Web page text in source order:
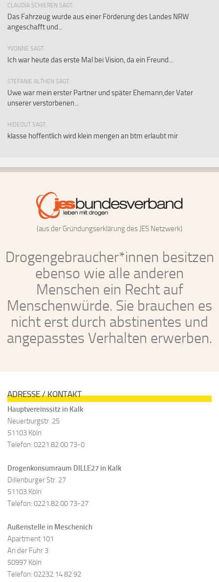
CLAUDIA SCHIEREN SAGT:
Das Fahrzeug wurde aus einer Förderung des Landes NRW
angeschafft und...
YVONNE SAGT:
Ich war heute das erste Mal bei Vision, da ein Freund...
STEFANIE ALTHEN SAGT:
Uwe war mein erster Partner und später Ehemann,der Vater
unserer verstorbenen...
HIDEOUT SAGT:
klasse hoffentlich wird klein mengen an btm erlaubt mir
(aus der Gründungserklärung des JES Netzwerk)
Drogengebraucher*innen besitzen
ebenso wie alle anderen
Menschen ein Recht auf
Menschenwürde. Sie brauchen es
nicht erst durch abstinentes und
angepasstes Verhalten erwerben.
ADRESSE / KONTAKT
Hauptvereinssitz in Kalk
Neuerburgstr. 25
51103 Köln
Telefon: 0221.82 00 73-0
Drogenkonsumraum DILLE27 in Kalk
Dillenburger Str. 27
51103 Köln
Telefon: 0221.82 00 73-27
Außenstelle in Meschenich
Apartment 101
An der Fuhr 3
50997 Köln
Telefon: 02232.14 82 92